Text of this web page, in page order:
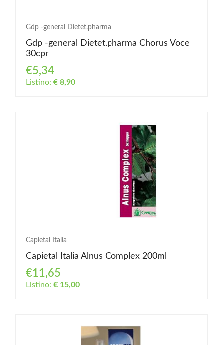
Gdp -general Dietet.pharma
Gdp -general Dietet.pharma Chorus Voce
30cpr
€5,34
Listino: € 8,90
Capietal Italia
Capietal Italia Alnus Complex 200ml
€11,65
Listino: € 15,00